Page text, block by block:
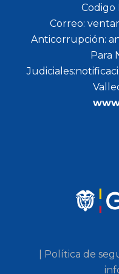
Codigo
Correo:
Anticorrupción:
Para
| Política de